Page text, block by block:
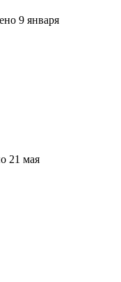
9 января
21 мая